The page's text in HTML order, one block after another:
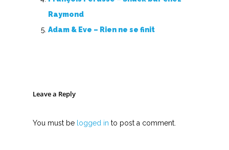
Raymond
Adam & Eve – Rien ne se finit
Leave a Reply
You must be logged in to post a comment.